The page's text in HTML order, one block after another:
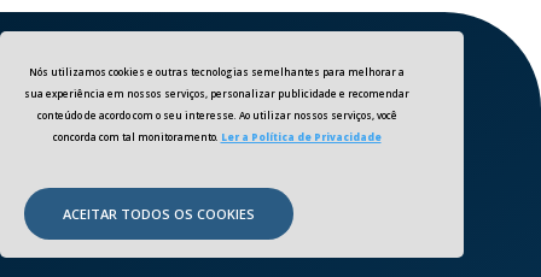
Nós utilizamos cookies e outras tecnologias semelhantes para melhorar a
sua experiência em nossos serviços, personalizar publicidade e recomendar
conteúdo de acordo com o seu interesse. Ao utilizar nossos serviços, você
concorda com tal monitoramento. Ler a Política de Privacidade
ACEITAR TODOS OS COOKIES